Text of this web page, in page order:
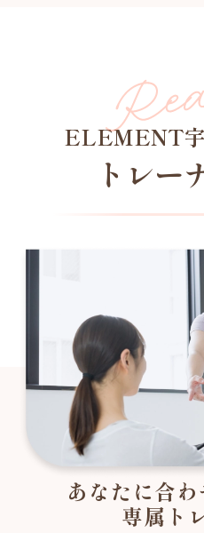
ELEMENT宇
トレー
あなたに合
専属ト